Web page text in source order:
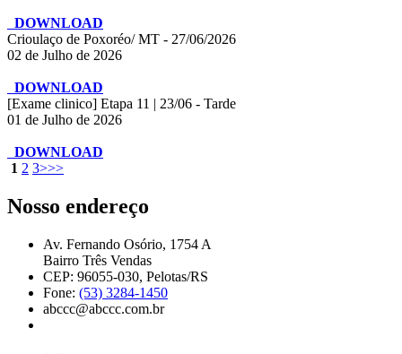
DOWNLOAD
Crioulaço de Poxoréo/ MT - 27/06/2026
02 de Julho de 2026
DOWNLOAD
[Exame clinico] Etapa 11 | 23/06 - Tarde
01 de Julho de 2026
DOWNLOAD
1 2 3>>>
Nosso endereço
Av. Fernando Osório, 1754 A
Bairro Três Vendas
CEP: 96055-030, Pelotas/RS
Fone: (53) 3284-1450
abccc@abccc.com.br